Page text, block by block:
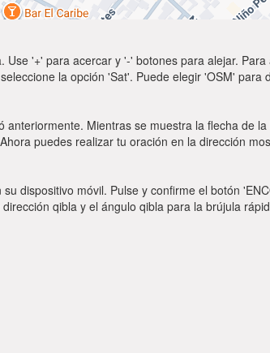
'+' para acercar y '-' botones para alejar.
la opción 'Sat'. Puede elegir 'OSM' para
Mientras se muestra la flecha de
puedes realizar tu oración en la dirección
dispositivo móvil. Pulse y confirme el botón
qibla y el ángulo qibla para la brújula